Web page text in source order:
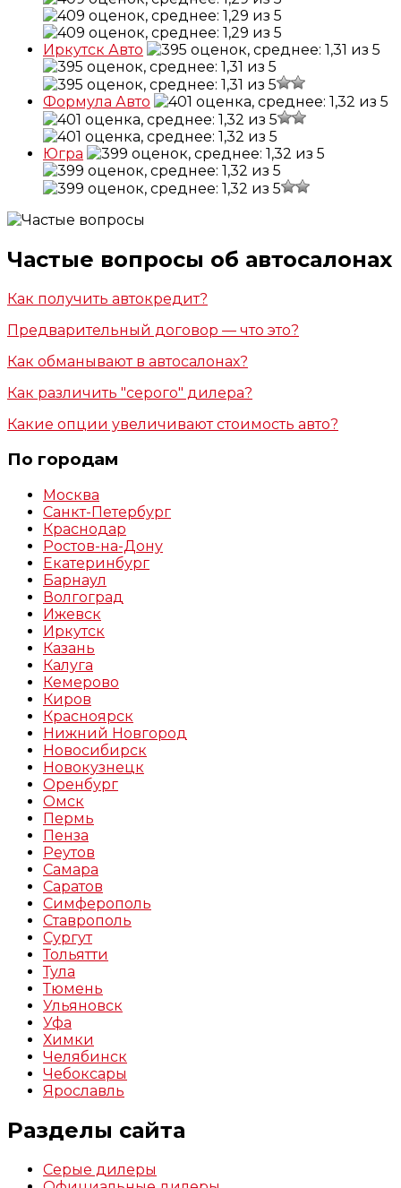
Иркутск Авто
Формула Авто
Югра
Частые вопросы об автосалонах
Как получить автокредит?
Предварительный договор — что это?
Как обманывают в автосалонах?
Как различить "серого" дилера?
Какие опции увеличивают стоимость авто?
По городам
Москва
Санкт-Петербург
Краснодар
Ростов-на-Дону
Екатеринбург
Барнаул
Волгоград
Ижевск
Иркутск
Казань
Калуга
Кемерово
Киров
Красноярск
Нижний Новгород
Новосибирск
Новокузнецк
Оренбург
Омск
Пермь
Пенза
Реутов
Самара
Саратов
Симферополь
Ставрополь
Сургут
Тольятти
Тула
Тюмень
Ульяновск
Уфа
Химки
Челябинск
Чебоксары
Ярославль
Разделы сайта
Серые дилеры